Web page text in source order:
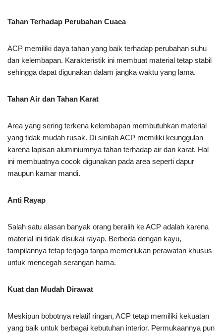
Tahan Terhadap Perubahan Cuaca
ACP memiliki daya tahan yang baik terhadap perubahan suhu
dan kelembapan. Karakteristik ini membuat material tetap stabil
sehingga dapat digunakan dalam jangka waktu yang lama.
Tahan Air dan Tahan Karat
Area yang sering terkena kelembapan membutuhkan material
yang tidak mudah rusak. Di sinilah ACP memiliki keunggulan
karena lapisan aluminiumnya tahan terhadap air dan karat. Hal
ini membuatnya cocok digunakan pada area seperti dapur
maupun kamar mandi.
Anti Rayap
Salah satu alasan banyak orang beralih ke ACP adalah karena
material ini tidak disukai rayap. Berbeda dengan kayu,
tampilannya tetap terjaga tanpa memerlukan perawatan khusus
untuk mencegah serangan hama.
Kuat dan Mudah Dirawat
Meskipun bobotnya relatif ringan, ACP tetap memiliki kekuatan
yang baik untuk berbagai kebutuhan interior. Permukaannya pun